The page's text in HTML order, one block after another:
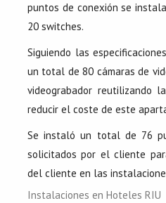
puntos de conexión se
20 switches.
Siguiendo las
un total de 80 cámaras de
videograbador reutilizando
reducir el coste de este
Se instaló un total de 76
solicitados por el cliente
del cliente en las
Instalaciones en Hoteles RIU